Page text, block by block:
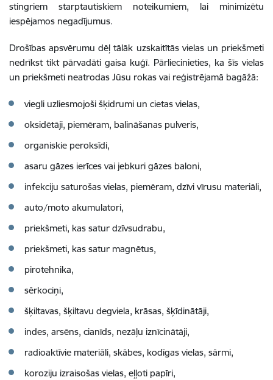
stingriem starptautiskiem noteikumiem, lai minimizētu
iespējamos negadījumus.
Drošības apsvērumu dēļ tālāk uzskaitītās vielas un priekšmeti
nedrīkst tikt pārvadāti gaisa kuģī. Pārliecinieties, ka šīs vielas
un priekšmeti neatrodas Jūsu rokas vai reģistrējamā bagāžā:
viegli uzliesmojoši šķidrumi un cietas vielas,
oksidētāji, piemēram, balināšanas pulveris,
organiskie peroksīdi,
asaru gāzes ierīces vai jebkuri gāzes baloni,
infekciju saturošas vielas, piemēram, dzīvi vīrusu materiāli,
auto/moto akumulatori,
priekšmeti, kas satur dzīvsudrabu,
priekšmeti, kas satur magnētus,
pirotehnika,
sērkociņi,
šķiltavas, šķiltavu degviela, krāsas, šķīdinātāji,
indes, arsēns, cianīds, nezāļu iznīcinātāji,
radioaktīvie materiāli, skābes, kodīgas vielas, sārmi,
koroziju izraisošas vielas, eļļoti papīri,